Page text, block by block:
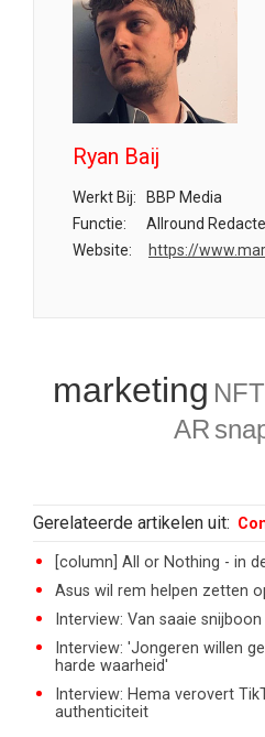
Ryan Baij
Werkt Bij:
BBP Media
Functie:
Allround
Website:
https://
marketing NFT
AR
Gerelateerde artikelen uit:
[column] All or Nothing - in
Asus wil rem helpen zetten
Interview: Van saaie
Interview: 'Jongeren willen
harde waarheid'
Interview: Hema verovert
authenticiteit